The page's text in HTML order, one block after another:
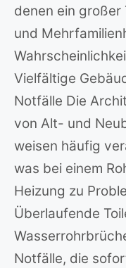
denen ein großer
und
Vielfältige
Notfälle Die
von Alt- und
weisen häufig
was bei einem
Heizung zu
Überlaufende
Notfälle, die